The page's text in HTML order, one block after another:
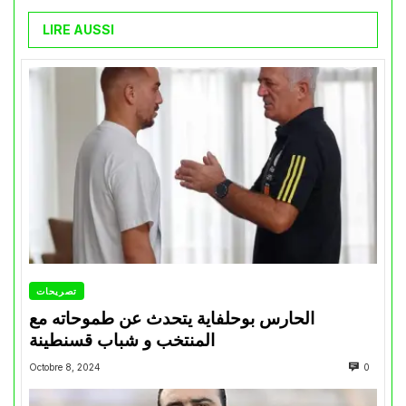
LIRE AUSSI
تصريحات
الحارس بوحلفاية يتحدث عن طموحاته مع
المنتخب و شباب قسنطينة
Octobre 8, 2024 0